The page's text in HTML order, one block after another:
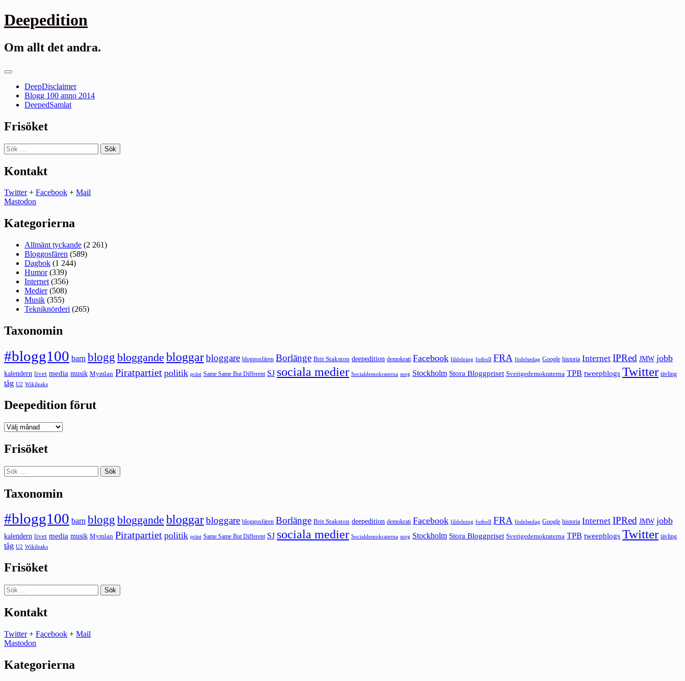
Gå
till
Deepedition
Om allt det andra.
Primär
DeepDisclaimer
Blogg 100 anno 2014
DeepedSamlat
Frisöket
Sök
efter:
Kontakt
Twitter+ Facebook + Mail
Mastodon
Kategorierna
Allmänt tyckande (2 261)
Bloggosfären (589)
Dagbok (1 244)
Humor(339)
Internet (356)
Medier(508)
Musik (355)
Tekniknörderi (265)
Taxonomin
#blogg100 barn blogg bloggande bloggarbloggare bloggosfären Borlänge Brit Stakston deepedition demokrati Facebook fildelning fotboll FRA födelsedag Google historia Internet IPRed JMW jobb
kalendern livet media musik Mymlan Piratpartiet politik präst Same Same But Different SJ sociala medier Socialdemokraterna sorg Stockholm Stora Bloggpriset Sverigedemokraterna TPB tweepblogs Twitter tävling
tåg U2 Wikileaks
Deepedition förut
Deepedition
Frisöket
Sök
efter:
Taxonomin
#blogg100 barn blogg bloggande bloggarbloggare bloggosfären Borlänge Brit Stakston deepedition demokrati Facebook fildelning fotboll FRA födelsedag Google historia Internet IPRed JMW jobb
kalendern livet media musik Mymlan Piratpartiet politik präst Same Same But Different SJ sociala medier Socialdemokraterna sorg Stockholm Stora Bloggpriset Sverigedemokraterna TPB tweepblogs Twitter tävling
tåg U2 Wikileaks
Frisöket
Sök
efter:
Kontakt
Twitter+ Facebook + Mail
Mastodon
Kategorierna